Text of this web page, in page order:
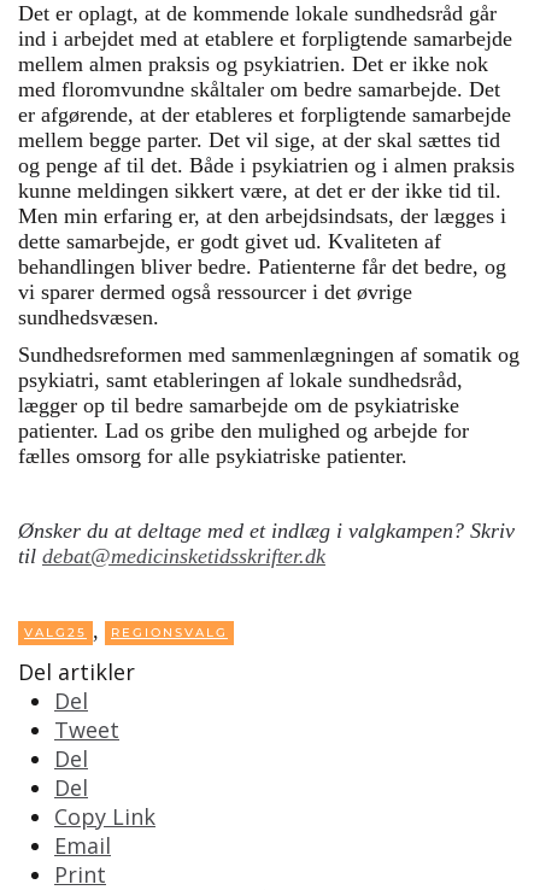
Det er oplagt, at de kommende lokale sundhedsråd går
ind i arbejdet med at etablere et forpligtende samarbejde
mellem almen praksis og psykiatrien. Det er ikke nok
med floromvundne skåltaler om bedre samarbejde. Det
er afgørende, at der etableres et forpligtende samarbejde
mellem begge parter. Det vil sige, at der skal sættes tid
og penge af til det. Både i psykiatrien og i almen praksis
kunne meldingen sikkert være, at det er der ikke tid til.
Men min erfaring er, at den arbejdsindsats, der lægges i
dette samarbejde, er godt givet ud. Kvaliteten af
behandlingen bliver bedre. Patienterne får det bedre, og
vi sparer dermed også ressourcer i det øvrige
sundhedsvæsen.
Sundhedsreformen med sammenlægningen af somatik og
psykiatri, samt etableringen af lokale sundhedsråd,
lægger op til bedre samarbejde om de psykiatriske
patienter. Lad os gribe den mulighed og arbejde for
fælles omsorg for alle psykiatriske patienter.
Ønsker du at deltage med et indlæg i valgkampen? Skriv
til debat@medicinsketidsskrifter.dk
VALG25 , REGIONSVALG
Del artikler
Del
Tweet
Del
Del
Copy Link
Email
Print